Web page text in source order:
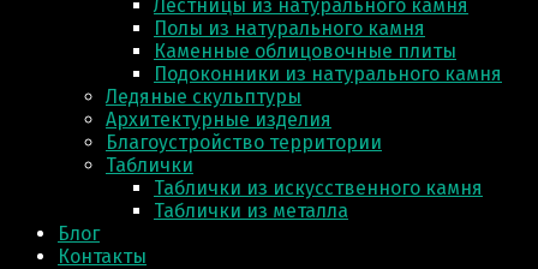
Лестницы из натурального камня
Полы из натурального камня
Каменные облицовочные плиты
Подоконники из натурального камня
Ледяные скульптуры
Архитектурные изделия
Благоустройство территории
Таблички
Таблички из искусственного камня
Таблички из металла
Блог
Контакты